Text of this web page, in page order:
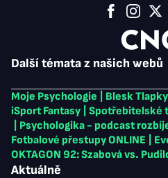
Další témata z našich webů
Moje Psychologie Blesk Tlapky
iSport Fantasy
Spotřebitelské
Psychologika - podcast
Fotbalové přestupy ONLINE
OKTAGON 92: Szabová vs.
Aktuálně